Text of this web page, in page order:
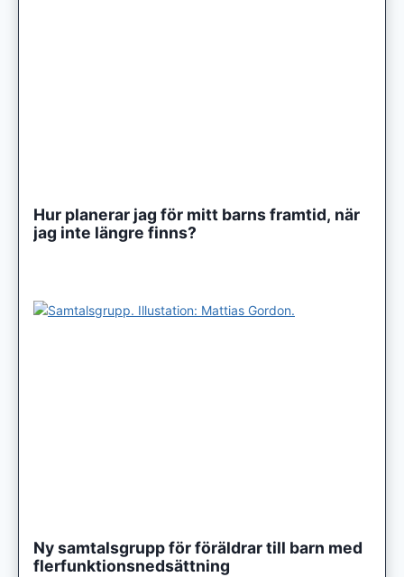
Hur planerar jag för mitt barns framtid, när
jag inte längre finns?
Ny samtalsgrupp för föräldrar till barn med
flerfunktionsnedsättning